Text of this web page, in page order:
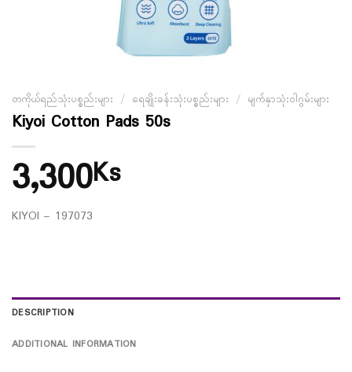
တကိုယ်ရည်သုံးပစ္စည်းများ / ရေချိုးခန်းသုံးပစ္စည်းများ / မျက်နှာသုံးဝါဂွမ်းများ
Kiyoi Cotton Pads 50s
3,300Ks
KIYOI – 197073
DESCRIPTION
ADDITIONAL INFORMATION